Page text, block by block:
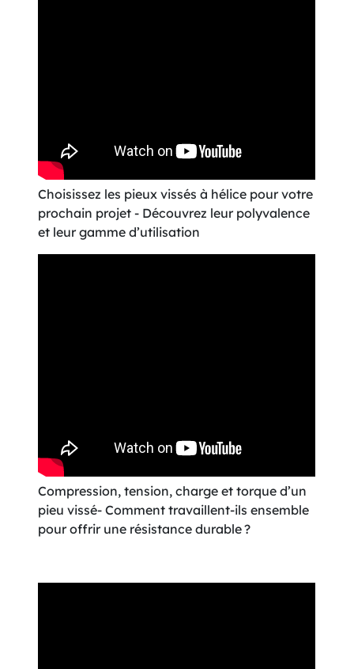
Choisissez les pieux vissés à hélice pour votre
prochain projet - Découvrez leur polyvalence
et leur gamme d’utilisation
Compression, tension, charge et torque d’un
pieu vissé- Comment travaillent-ils ensemble
pour offrir une résistance durable ?